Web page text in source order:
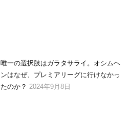
唯一の選択肢はガラタサライ。オシムヘ
ンはなぜ、プレミアリーグに行けなかっ
たのか？ 2024年9月8日